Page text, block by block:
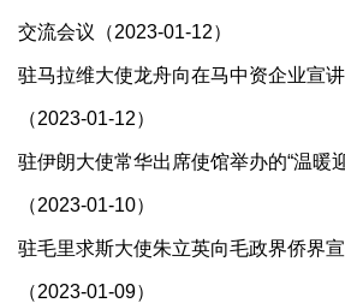
交流会议（2023-01-12）
驻马拉维大使龙舟向在马中资企业宣
（2023-01-12）
驻伊朗大使常华出席使馆举办的“温暖
（2023-01-10）
驻毛里求斯大使朱立英向毛政界侨界
（2023-01-09）